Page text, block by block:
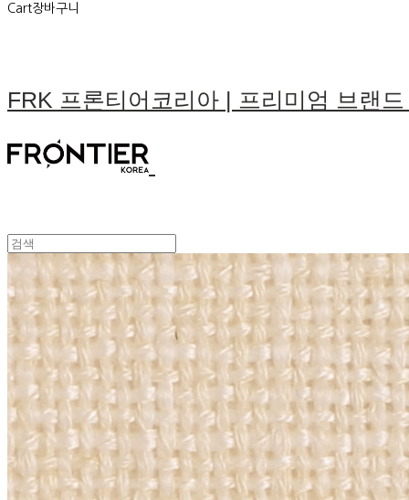
Cart장바구니
FRK 프론티어코리아 | 프리미엄 브랜